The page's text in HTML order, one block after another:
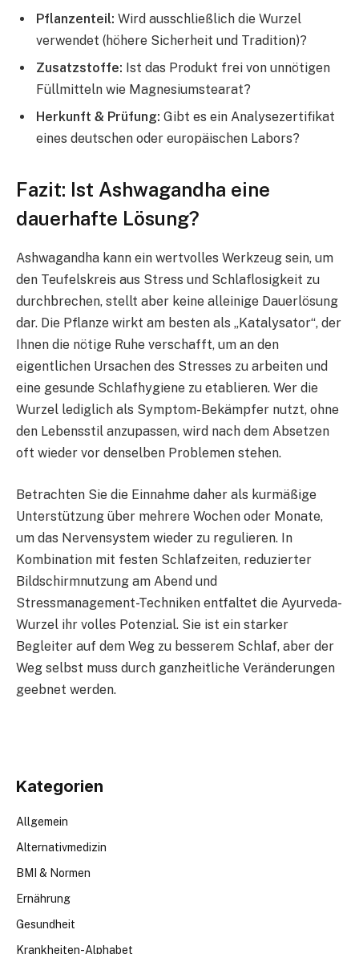
Pflanzenteil: Wird ausschließlich die Wurzel
verwendet (höhere Sicherheit und Tradition)?
Zusatzstoffe: Ist das Produkt frei von unnötigen
Füllmitteln wie Magnesiumstearat?
Herkunft & Prüfung: Gibt es ein Analysezertifikat
eines deutschen oder europäischen Labors?
Fazit: Ist Ashwagandha eine
dauerhafte Lösung?
Ashwagandha kann ein wertvolles Werkzeug sein, um
den Teufelskreis aus Stress und Schlaflosigkeit zu
durchbrechen, stellt aber keine alleinige Dauerlösung
dar. Die Pflanze wirkt am besten als „Katalysator“, der
Ihnen die nötige Ruhe verschafft, um an den
eigentlichen Ursachen des Stresses zu arbeiten und
eine gesunde Schlafhygiene zu etablieren. Wer die
Wurzel lediglich als Symptom-Bekämpfer nutzt, ohne
den Lebensstil anzupassen, wird nach dem Absetzen
oft wieder vor denselben Problemen stehen.
Betrachten Sie die Einnahme daher als kurmäßige
Unterstützung über mehrere Wochen oder Monate,
um das Nervensystem wieder zu regulieren. In
Kombination mit festen Schlafzeiten, reduzierter
Bildschirmnutzung am Abend und
Stressmanagement-Techniken entfaltet die Ayurveda-
Wurzel ihr volles Potenzial. Sie ist ein starker
Begleiter auf dem Weg zu besserem Schlaf, aber der
Weg selbst muss durch ganzheitliche Veränderungen
geebnet werden.
Kategorien
Allgemein
Alternativmedizin
BMI & Normen
Ernährung
Gesundheit
Krankheiten-Alphabet